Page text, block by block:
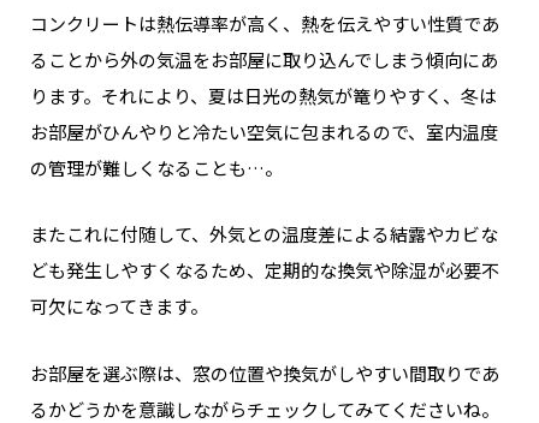
コンクリートは熱伝導率が高く、熱を伝えやすい性質であ
ることから外の気温をお部屋に取り込んでしまう傾向にあ
ります。それにより、夏は日光の熱気が篭りやすく、冬は
お部屋がひんやりと冷たい空気に包まれるので、室内温度
の管理が難しくなることも…。
またこれに付随して、外気との温度差による結露やカビな
ども発生しやすくなるため、定期的な換気や除湿が必要不
可欠になってきます。
お部屋を選ぶ際は、窓の位置や換気がしやすい間取りであ
るかどうかを意識しながらチェックしてみてくださいね。